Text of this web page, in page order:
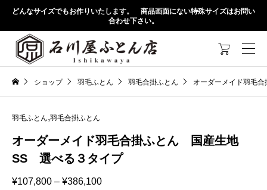
どんなサイズでもお作りいたします。 商品画面にない特殊サイズはお問い
合わせ下さい。

ショップ 羽毛ふとん 羽毛合掛ふとん オーダーメイド羽毛
羽毛ふとん,羽毛合掛ふとん
オーダーメイド羽毛合掛ふとん 国産生地
SS 選べる３タイプ
¥107,800 – ¥386,100価